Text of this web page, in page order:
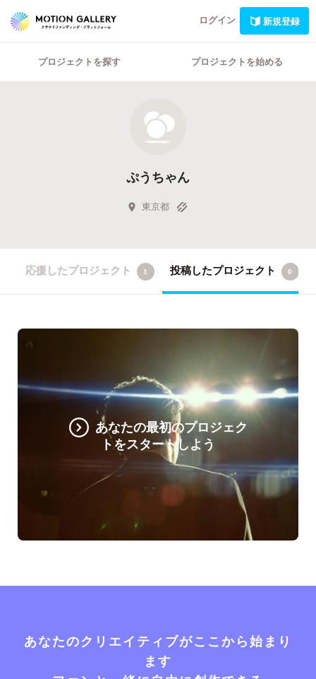
ログイン 新規登録
プロジェクトを探す プロジェクトを始める
ぷうちゃん
東京都
応援したプロジェクト 1 投稿したプロジェクト 0
あなたの最初のプロジェク
トをスタートしよう
あなたのクリエイティブがここから始まり
ます